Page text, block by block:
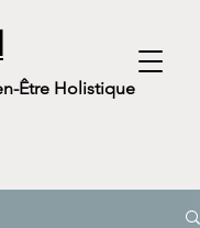
Être Holistique